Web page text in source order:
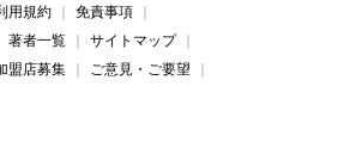
用規約
免責事項
著者一覧
サイトマップ
盟店募集
ご意見・ご要望